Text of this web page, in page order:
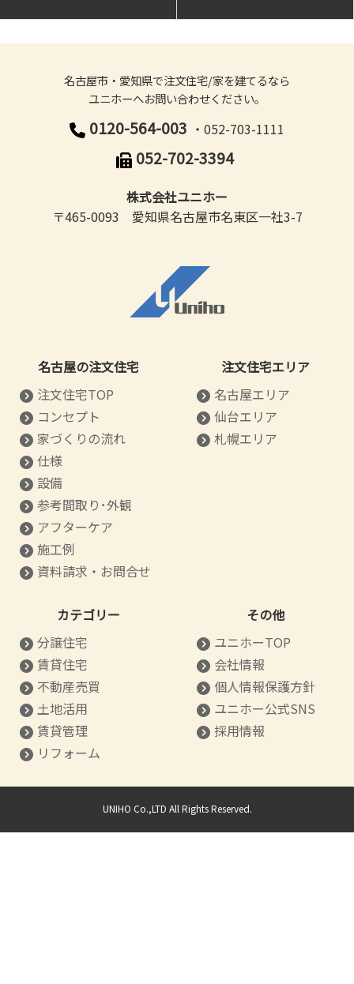
名古屋市・愛知県で注文住宅/家を建てるなら
ユニホーへお問い合わせください。
0120-564-003 ・052-703-1111
052-702-3394
株式会社ユニホー
〒465-0093 愛知県名古屋市名東区一社3-7
名古屋の注文住宅
注文住宅TOP
コンセプト
家づくりの流れ
仕様
設備
参考間取り･外観
アフターケア
施工例
資料請求・お問合せ
注文住宅エリア
名古屋エリア
仙台エリア
札幌エリア
カテゴリー
分譲住宅
賃貸住宅
不動産売買
土地活用
賃貸管理
リフォーム
その他
ユニホーTOP
会社情報
個人情報保護方針
ユニホー公式SNS
採用情報
UNIHO Co.,LTD All Rights Reserved.